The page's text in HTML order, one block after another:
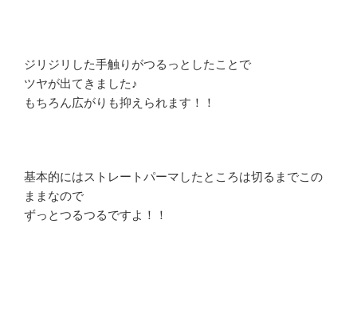
ジリジリした手触りがつるっとしたことで
ツヤが出てきました♪
もちろん広がりも抑えられます！！
基本的にはストレートパーマしたところは切るまでこの
ままなので
ずっとつるつるですよ！！